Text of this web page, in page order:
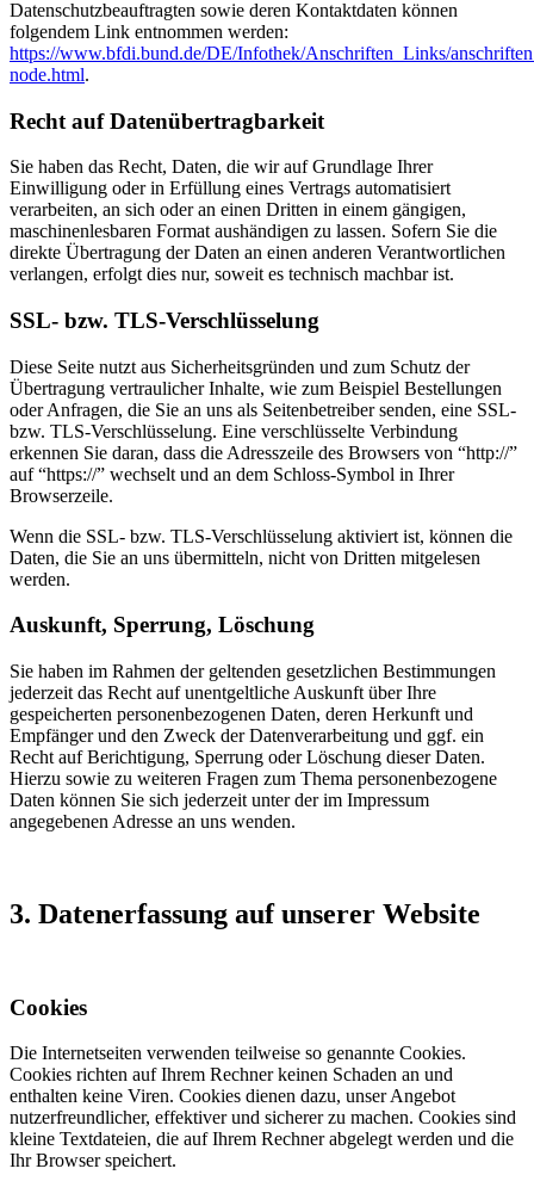
Datenschutzbeauftragten sowie deren Kontaktdaten können
folgendem Link entnommen werden:
https://www.bfdi.bund.de/DE/Infothek/Anschriften_Links/
node.html.
Recht auf Datenübertragbarkeit
Sie haben das Recht, Daten, die wir auf Grundlage Ihrer
Einwilligung oder in Erfüllung eines Vertrags automatisiert
verarbeiten, an sich oder an einen Dritten in einem gängigen,
maschinenlesbaren Format aushändigen zu lassen. Sofern Sie die
direkte Übertragung der Daten an einen anderen Verantwortlichen
verlangen, erfolgt dies nur, soweit es technisch machbar ist.
SSL- bzw. TLS-Verschlüsselung
Diese Seite nutzt aus Sicherheitsgründen und zum Schutz der
Übertragung vertraulicher Inhalte, wie zum Beispiel Bestellungen
oder Anfragen, die Sie an uns als Seitenbetreiber senden, eine SSL-
bzw. TLS-Verschlüsselung. Eine verschlüsselte Verbindung
erkennen Sie daran, dass die Adresszeile des Browsers von “http://”
auf “https://” wechselt und an dem Schloss-Symbol in Ihrer
Browserzeile.
Wenn die SSL- bzw. TLS-Verschlüsselung aktiviert ist, können die
Daten, die Sie an uns übermitteln, nicht von Dritten mitgelesen
werden.
Auskunft, Sperrung, Löschung
Sie haben im Rahmen der geltenden gesetzlichen Bestimmungen
jederzeit das Recht auf unentgeltliche Auskunft über Ihre
gespeicherten personenbezogenen Daten, deren Herkunft und
Empfänger und den Zweck der Datenverarbeitung und ggf. ein
Recht auf Berichtigung, Sperrung oder Löschung dieser Daten.
Hierzu sowie zu weiteren Fragen zum Thema personenbezogene
Daten können Sie sich jederzeit unter der im Impressum
angegebenen Adresse an uns wenden.
3. Datenerfassung auf unserer Website
Cookies
Die Internetseiten verwenden teilweise so genannte Cookies.
Cookies richten auf Ihrem Rechner keinen Schaden an und
enthalten keine Viren. Cookies dienen dazu, unser Angebot
nutzerfreundlicher, effektiver und sicherer zu machen. Cookies sind
kleine Textdateien, die auf Ihrem Rechner abgelegt werden und die
Ihr Browser speichert.